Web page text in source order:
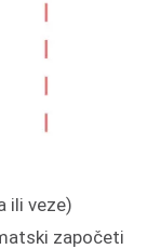
ili veze)
započeti